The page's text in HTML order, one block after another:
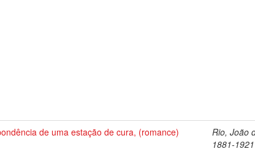
de uma estação de cura, (romance)
Rio, João
1881-1921